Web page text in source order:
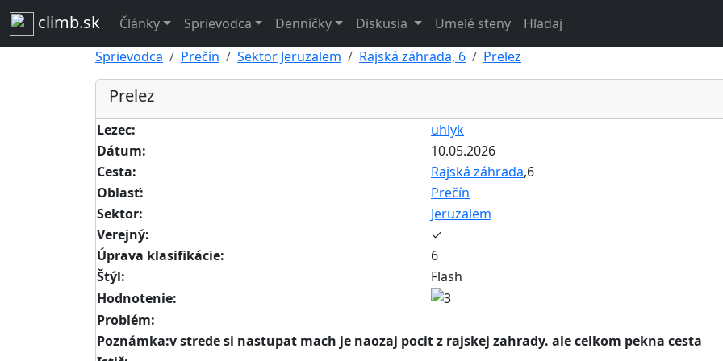
climb.sk Články Sprievodca Denníčky Diskusia Umelé steny Hľadaj
Sprievodca
Prečín Sektor Jeruzalem Rajská záhrada, 6 Prelez
Prelez
Lezec:
uhlyk
Dátum:
10.05.2026
Cesta:
Rajská záhrada,6
Oblasť:
Prečín
Sektor:
Jeruzalem
Verejný:
✓
Úprava klasifikácie:
6
Štýl:
Flash
Hodnotenie:
Problém:
Poznámka:v strede si nastupat mach je naozaj pocit z rajskej zahrady. ale celkom pekna cesta